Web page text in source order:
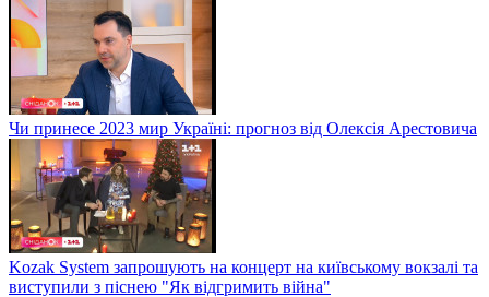
Чи принесе 2023 мир Україні: прогноз від Олексія Арестовича
Kozak System запрошують на концерт на київському вокзалі та
виступили з піснею "Як відгримить війна"